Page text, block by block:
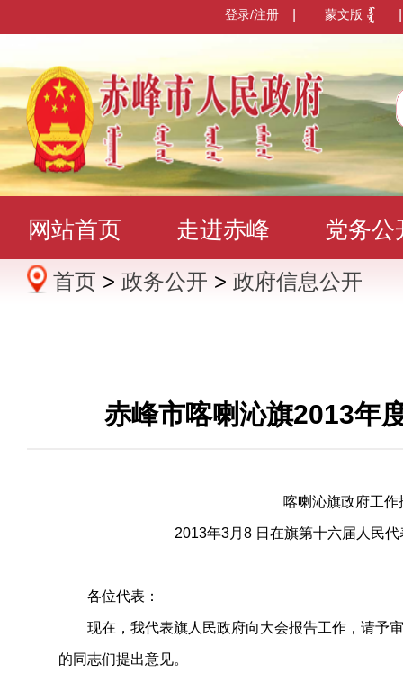
蒙文版
登录/注册
网站首页 走进赤峰 党务公
办事服务 政民互动 数据发
首页 > 政务公开 > 政府信息公开
赤峰市喀喇沁旗2013年
喀喇沁旗政府工作
2013年3月8 日在旗第十六届人民代
各位代表：
现在，我代表旗人民政府向大会报告工作，请予审
的同志们提出意见。